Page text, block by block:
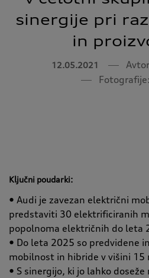
sinergije pri
in
12.05.2021
Fotografije:
Ključni poudarki:
• Audi je zavezan električni
predstaviti 30 elektrificiranih
popolnoma električnih do leta
• Do leta 2025 so predvidene
mobilnost in hibride v višini 15
• S sinergijo, ki jo lahko